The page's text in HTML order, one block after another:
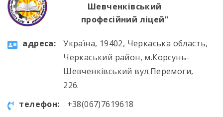
Шевченківський
професійний ліцей”
aдресa:
Україна, 19402, Черкаська область,
Черкаський район, м.Корсунь-
Шевченківський вул.Перемоги,
226.
телефон:
+38(067)7619618